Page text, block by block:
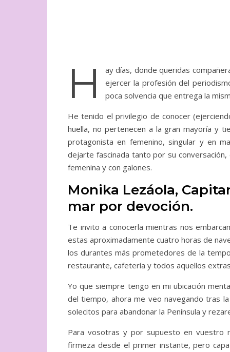
H
ay días, donde queridas
ejercer la profesión del
poca solvencia que entrega la
He tenido el privilegio de conocer
huella, no pertenecen a la gran mayoría y
protagonista en femenino, singular y en
dejarte fascinada tanto por su
femenina y con galones.
Monika Lezáola,
mar por devoción.
Te invito a conocerla mientras nos
estas aproximadamente cuatro horas de
los durantes más prometedores de la
restaurante, cafetería y todos aquellos
Yo que siempre tengo en mi ubicación
del tiempo, ahora me veo navegando tras
solecitos para abandonar la Península y
Para vosotras y por supuesto en vuestro
firmeza desde el primer instante, pero